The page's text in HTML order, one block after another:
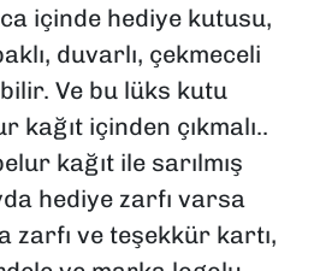
içinde hediye kutusu,
duvarlı, çekmeceli
Ve bu lüks kutu
kağıt içinden çıkmalı..
kağıt ile sarılmış
hediye zarfı varsa
zarfı ve teşekkür kartı,